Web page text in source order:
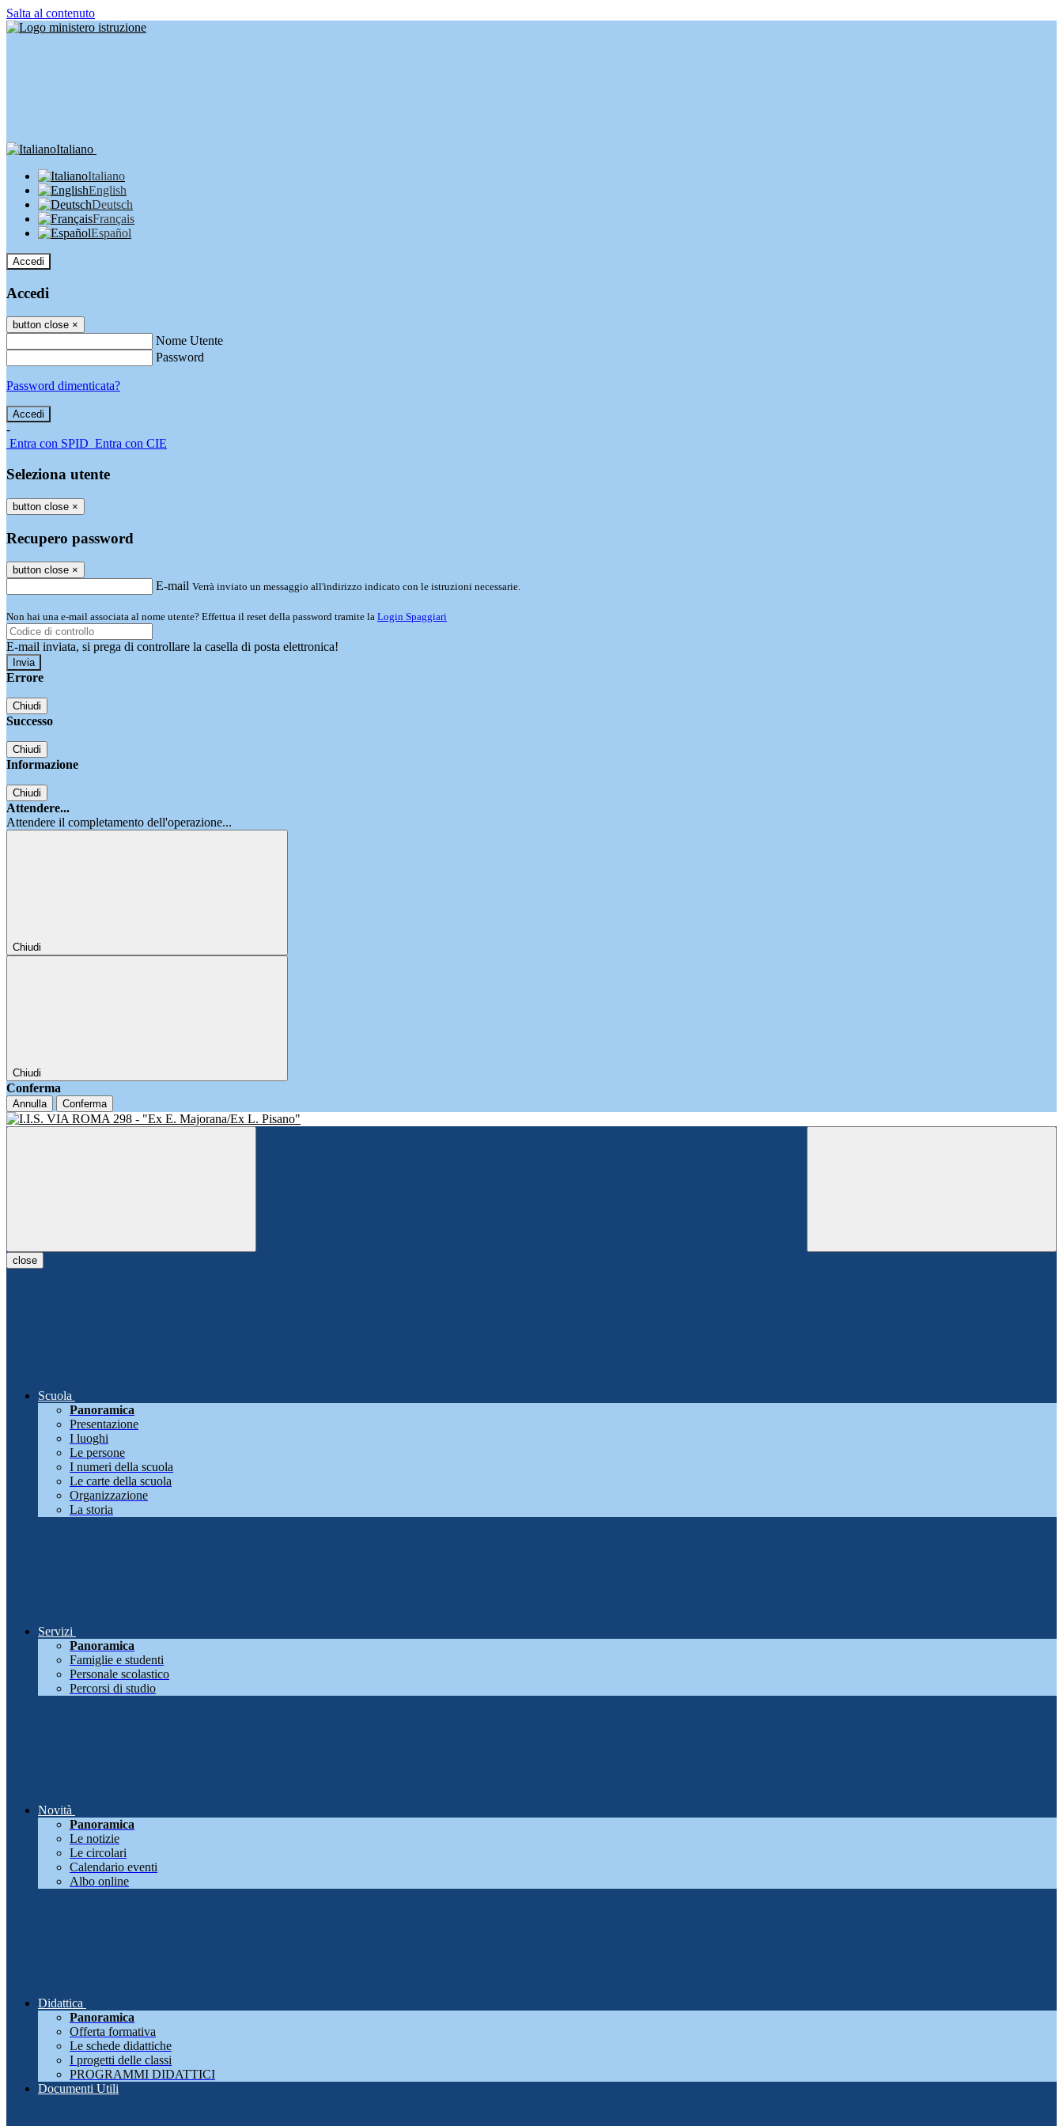
Salta al contenuto
Italiano
Italiano
English
Deutsch
Français
Español
Accedi
Accedi
button close ×
Nome Utente
Password
Password dimenticata?
-
Entra con SPID Entra con CIE
Seleziona utente
button close ×
Recupero password
button close ×
E-mail Verrà inviato un messaggio all'indirizzo indicato con le istruzioni necessarie.
Non hai una e-mail associata al nome utente? Effettua il reset della password tramite la Login Spaggiari
E-mail inviata, si prega di controllare la casella di posta elettronica!
Errore
Chiudi
Successo
Chiudi
Informazione
Chiudi
Attendere...
Attendere il completamento dell'operazione...
Chiudi
Chiudi
Conferma
Annulla Conferma
close
Scuola
Panoramica
Presentazione
I luoghi
Le persone
I numeri della scuola
Le carte della scuola
Organizzazione
La storia
Servizi
Panoramica
Famiglie e studenti
Personale scolastico
Percorsi di studio
Novità
Panoramica
Le notizie
Le circolari
Calendario eventi
Albo online
Didattica
Panoramica
Offerta formativa
Le schede didattiche
I progetti delle classi
PROGRAMMI DIDATTICI
Documenti Utili